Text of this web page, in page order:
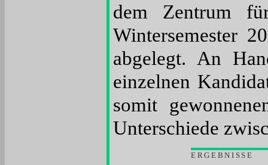
dem Zentrum
Wintersemester
abgelegt. An
einzelnen
somit
Unterschiede
ERGEBNISSE